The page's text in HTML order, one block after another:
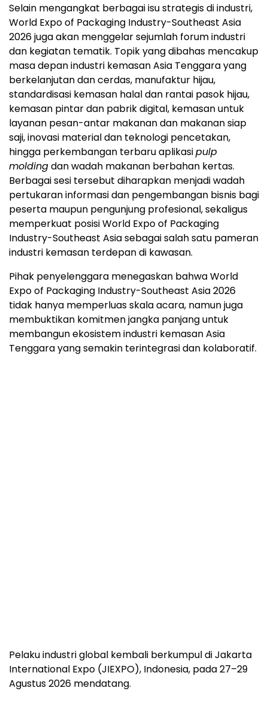
Selain mengangkat berbagai isu strategis di industri,
World Expo of Packaging Industry-Southeast Asia
2026 juga akan menggelar sejumlah forum industri
dan kegiatan tematik. Topik yang dibahas mencakup
masa depan industri kemasan Asia Tenggara yang
berkelanjutan dan cerdas, manufaktur hijau,
standardisasi kemasan halal dan rantai pasok hijau,
kemasan pintar dan pabrik digital, kemasan untuk
layanan pesan-antar makanan dan makanan siap
saji, inovasi material dan teknologi pencetakan,
hingga perkembangan terbaru aplikasipulp
moldingdan wadah makanan berbahan kertas.
Berbagai sesi tersebut diharapkan menjadi wadah
pertukaran informasi dan pengembangan bisnis bagi
peserta maupun pengunjung profesional, sekaligus
memperkuat posisi World Expo of Packaging
Industry-Southeast Asia sebagai salah satu pameran
industri kemasan terdepan di kawasan.
Pihak penyelenggara menegaskan bahwa World
Expo of Packaging Industry-Southeast Asia 2026
tidak hanya memperluas skala acara, namun juga
membuktikan komitmen jangka panjang untuk
membangun ekosistem industri kemasan Asia
Tenggara yang semakin terintegrasi dan kolaboratif.
Pelaku industri global kembali berkumpul di Jakarta
International Expo (JIEXPO), Indonesia, pada 27–29
Agustus 2026 mendatang.